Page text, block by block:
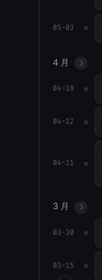
05-03
4 月 3
04-18
04-12
04-11
3 月 3
03-30
03-15